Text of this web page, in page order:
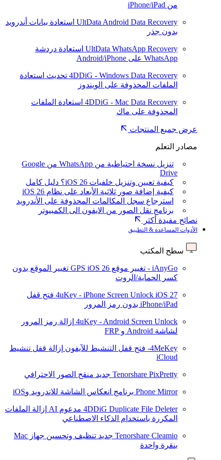
من iPhone/iPad
UltData Android Data Recovery استعادة بيانات أندرويد
بدون جذر
UltData WhatsApp Recovery استعادة دردشة
WhatsApp على Android/iPhone
4DDiG - Windows Data Recovery تحديث استعادة
الملفات المحذوفة على الويندوز
4DDiG - Mac Data Recovery استعادة الملفات
المحذوفة على ماك
عرض جميع المنتجات
مصادر التعلم
تنزيل نسخة احتياطية من WhatsApp من Google
Drive
كيفية تعيين وتنزيل خلفيات iOS 26؟ دليل كامل
كيفية إضافة صور ثلاثية الأبعاد على نظام iOS 26
استرجاع سجل المكالمات المحذوفة على الأندرويد
برنامج نقل الصور من الايفون الى الكمبيوتر
نصائح مفيدة أكثر
الأدوات المساعدة & التطبيق
سطح المكتب
iAnyGo - تغيير موقع GPS iOS 26
تغيير الموقع بدون
كسر الحماية/الروت
4uKey - iPhone Screen Unlock iOS 27
فتح قفل
iPhone/iPad بدون رمز المرور
4uKey - Android Screen Unlock إزالة رمز المرور
لشاشة Android و FRP
4MeKey- فتح قفل التنشيط للآيفون
إزالة قفل تنشيط
iCloud
Tenorshare PixPretty جديد منقح الصور الاحترافي
Phone Mirror برنامج انعكاس الشاشة للاندرويد وiOS
4DDiG Duplicate File Deleter مدعوم AI
إزالة الملفات
المكررة باستخدام الذكاء الاصطناعي
Tenorshare Cleamio جديد
تنظيف وتحسين جهاز Mac
بنقرة واحدة